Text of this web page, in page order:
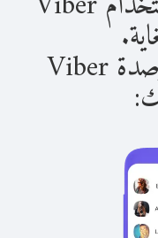
بمجرد حصولك على أرصدة Viber